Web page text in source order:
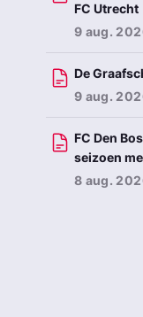
FC Utrecht
9 aug.
De
9 aug.
FC Den
seizoen
8 aug.